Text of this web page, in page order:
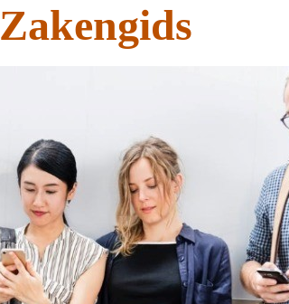
Zakengids